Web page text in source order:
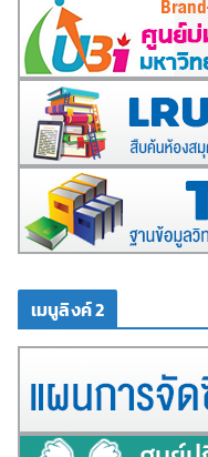
เมนูลิงค์ 2